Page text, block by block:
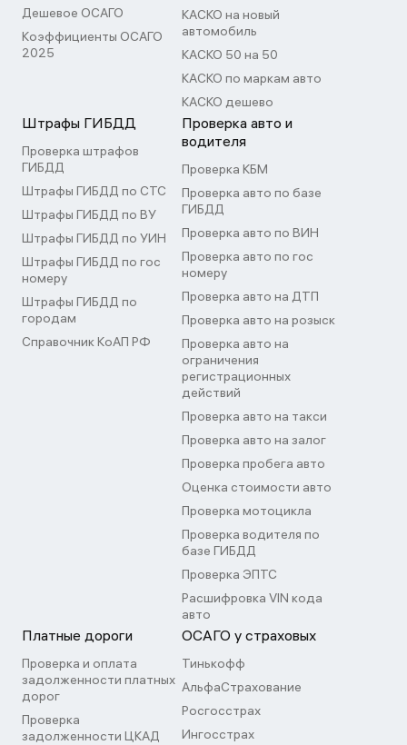
Дешевое ОСАГО
Коэффициенты ОСАГО
2025
КАСКО на новый
автомобиль
КАСКО 50 на 50
КАСКО по маркам авто
КАСКО дешево
Штрафы ГИБДД
Проверка штрафов
ГИБДД
Штрафы ГИБДД по СТС
Штрафы ГИБДД по ВУ
Штрафы ГИБДД по УИН
Штрафы ГИБДД по гос
номеру
Штрафы ГИБДД по
городам
Справочник КоАП РФ
Проверка авто и
водителя
Проверка КБМ
Проверка авто по базе
ГИБДД
Проверка авто по ВИН
Проверка авто по гос
номеру
Проверка авто на ДТП
Проверка авто на розыск
Проверка авто на
ограничения
регистрационных
действий
Проверка авто на такси
Проверка авто на залог
Проверка пробега авто
Оценка стоимости авто
Проверка мотоцикла
Проверка водителя по
базе ГИБДД
Проверка ЭПТС
Расшифровка VIN кода
авто
Платные дороги
Проверка и оплата
задолженности платных
дорог
Проверка
задолженности ЦКАД
ОСАГО у страховых
Тинькофф
АльфаСтрахование
Росгосстрах
Ингосстрах